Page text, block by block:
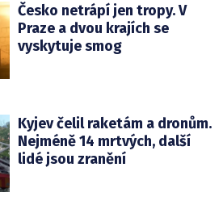
Česko netrápí jen tropy. V
Praze a dvou krajích se
vyskytuje smog
Kyjev čelil raketám a dronům.
Nejméně 14 mrtvých, další
lidé jsou zranění